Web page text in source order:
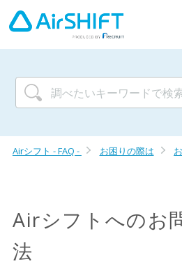
Airシフト - FAQ - お困りの際は
Airシフトへのお
法